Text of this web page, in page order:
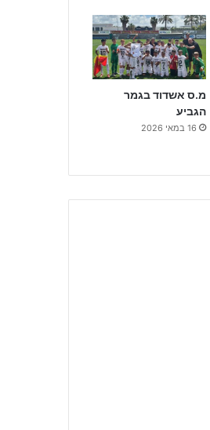
מ.ס אשדוד בגמר
הגביע
16 במאי 2026